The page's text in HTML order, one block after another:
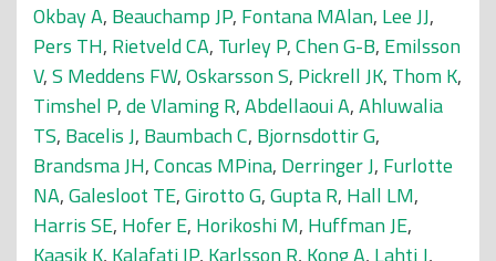
Okbay A, Beauchamp JP, Fontana MAlan, Lee JJ,
Pers TH, Rietveld CA, Turley P,Chen G-B, Emilsson
V,S Meddens FW,Oskarsson S, Pickrell JK, Thom K,
Timshel P,de Vlaming R,Abdellaoui A,Ahluwalia
TS, Bacelis J, Baumbach C, Bjornsdottir G,
Brandsma JH,Concas MPina, Derringer J, Furlotte
NA,Galesloot TE,Girotto G,Gupta R, Hall LM,
Harris SE, Hofer E, Horikoshi M, Huffman JE,
Kaasik K, Kalafati IP, Karlsson R, Kong A, Lahti J,